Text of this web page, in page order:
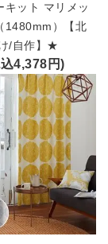
キット マリメッ
1480mm）【北
/自作】★
4,378円)